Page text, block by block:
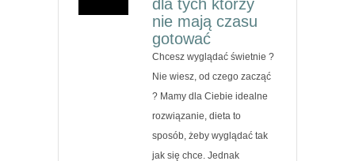
dla tych którzy
nie mają czasu
gotować
Chcesz wyglądać świetnie ?
Nie wiesz, od czego zacząć
? Mamy dla Ciebie idealne
rozwiązanie, dieta to
sposób, żeby wyglądać tak
jak się chce. Jednak